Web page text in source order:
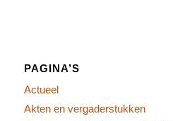
PAGINA’S
Actueel
Akten en vergaderstukken